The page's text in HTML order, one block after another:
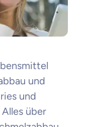
und
und
über